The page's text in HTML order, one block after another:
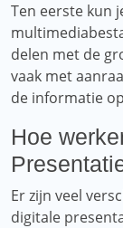
Ten eerste kun
delen met de
vaak met
de informatie
Hoe
Er zijn veel
digitale